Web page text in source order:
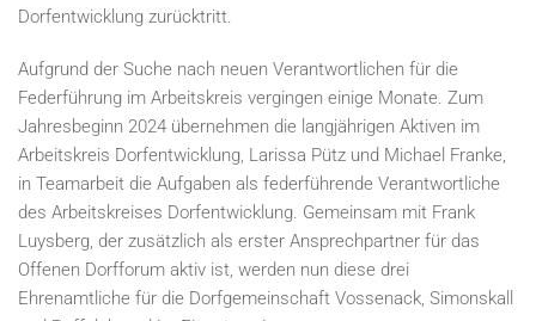
Dorfentwicklung zurücktritt.
Aufgrund der Suche nach neuen Verantwortlichen für die
Federführung im Arbeitskreis vergingen einige Monate. Zum
Jahresbeginn 2024 übernehmen die langjährigen Aktiven im
Arbeitskreis Dorfentwicklung, Larissa Pütz und Michael Franke,
in Teamarbeit die Aufgaben als federführende Verantwortliche
des Arbeitskreises Dorfentwicklung. Gemeinsam mit Frank
Luysberg, der zusätzlich als erster Ansprechpartner für das
Offenen Dorfforum aktiv ist, werden nun diese drei
Ehrenamtliche für die Dorfgemeinschaft Vossenack, Simonskall